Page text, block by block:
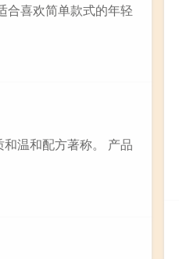
合喜欢简单款式的年轻
温和配方著称。 产品